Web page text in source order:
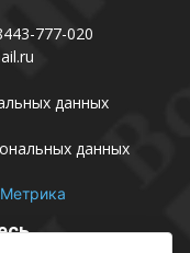
777-020
данных
данных